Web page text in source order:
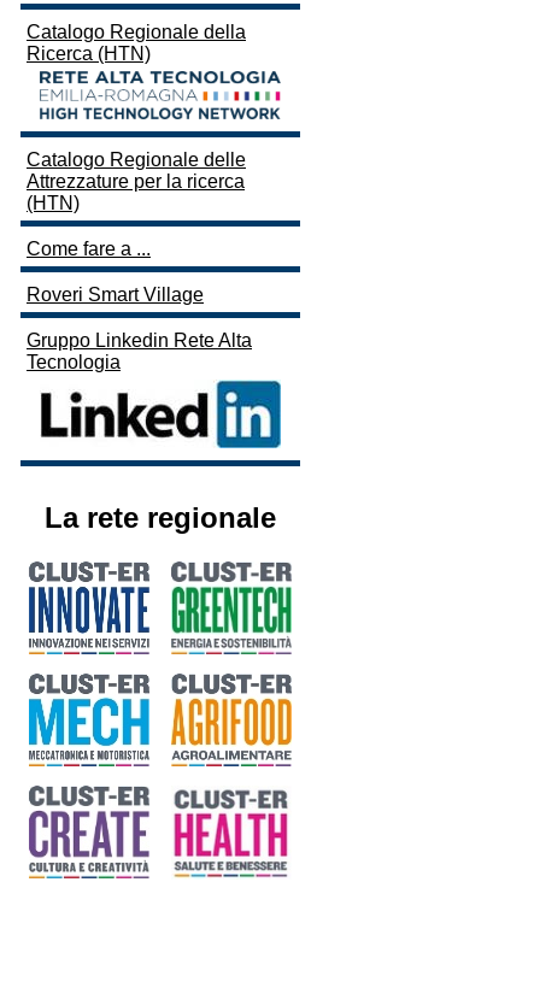
Catalogo Regionale della
Ricerca (HTN)
Catalogo Regionale delle
Attrezzature per la ricerca
(HTN)
Come fare a ...
Roveri Smart Village
Gruppo Linkedin Rete Alta
Tecnologia
La rete regionale